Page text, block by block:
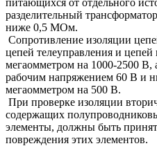
питающихся от отдельного
разделительный
ниже 0,5 МОм.
Сопротивление изоляции
цепей телеуправления и
мегаомметром на 1000-2500 В,
рабочим напряжением 60 В и
мегаомметром на 500 В.
При проверке изоляции
содержащих
элементы, должны быть
повреждения этих элементов.